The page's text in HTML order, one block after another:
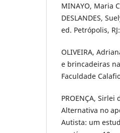
MINAYO, Maria
DESLANDES,
ed. Petrópolis,
OLIVEIRA,
e brincadeiras
Faculdade
PROENÇA,
Alternativa no
Autista: um